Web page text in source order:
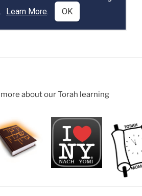
about our Torah learning